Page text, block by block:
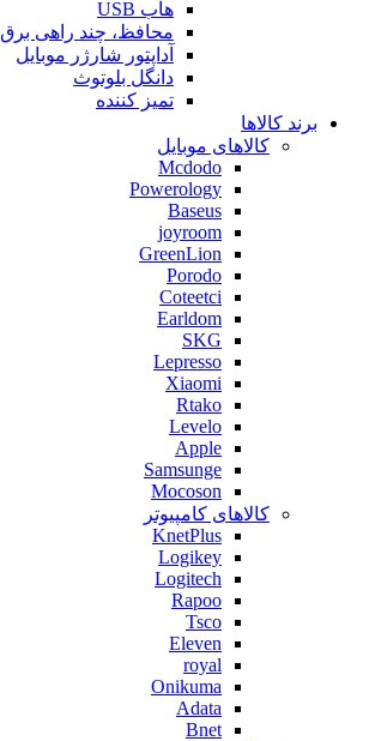
هاب USB
محافظ، چند راهی برق
آداپتور شارژر موبایل
دانگل بلوتوث
تمیز کننده
برند کالاها
کالاهای موبایل
Mcdodo
Powerology
Baseus
joyroom
GreenLion
Porodo
Coteetci
Earldom
SKG
Lepresso
Xiaomi
Rtako
Levelo
Apple
Samsunge
Mocoson
کالاهای کامپیوتر
KnetPlus
Logikey
Logitech
Rapoo
Tsco
Eleven
royal
Onikuma
Adata
Bnet